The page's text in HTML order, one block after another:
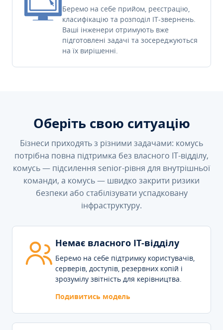
Беремо на себе прийом, реєстрацію,
класифікацію та розподіл IT-звернень.
Ваші інженери отримують вже
підготовлені задачі та зосереджуються
на їх вирішенні.
Оберіть свою ситуацію
Бізнеси приходять з різними задачами: комусь
потрібна повна підтримка без власного IT-відділу,
комусь — підсилення senior-рівня для внутрішньої
команди, а комусь — швидко закрити ризики
безпеки або стабілізувати успадковану
інфраструктуру.
Немає власного IT-відділу
Беремо на себе підтримку користувачів,
серверів, доступів, резервних копій і
зрозумілу звітність для керівництва.
Подивитись модель